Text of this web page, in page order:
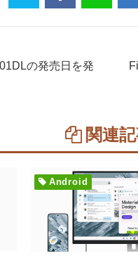
の発売日を発
関連
Android